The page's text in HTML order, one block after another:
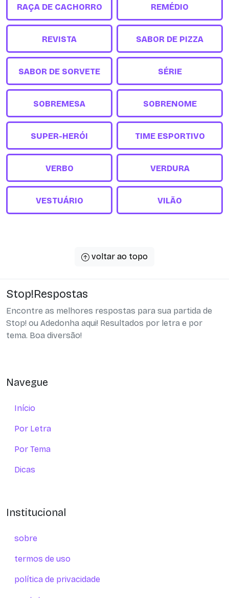
RAÇA DE CACHORRO REMÉDIO
REVISTA SABOR DE PIZZA
SABOR DE SORVETE SÉRIE
SOBREMESA SOBRENOME
SUPER-HERÓI TIME ESPORTIVO
VERBO VERDURA
VESTUÁRIO VILÃO
voltar ao topo
Stop!Respostas
Encontre as melhores respostas para sua partida de
Stop! ou Adedonha aqui! Resultados por letra e por
tema. Boa diversão!
Navegue
Início
Por Letra
Por Tema
Dicas
Institucional
sobre
termos de uso
política de privacidade